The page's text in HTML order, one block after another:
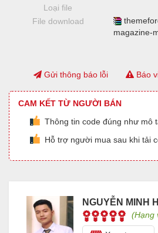
Loại file
File download
magazine-
Gửi thông báo lỗi Báo
CAM KẾT TỪ NGƯỜI BÁN
Thông tin code đúng như mô
Hỗ trợ người mua sau khi tải
NGUYỄN MINH
(Hạng